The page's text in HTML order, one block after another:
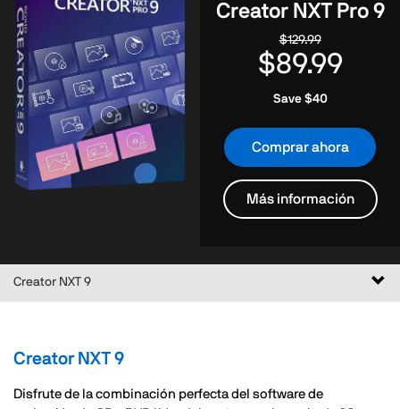
Creator NXT Pro 9
$129.99
$89.99
Save $40
Comprar ahora
Más información
Creator NXT 9
Creator NXT 9
Disfrute de la combinación perfecta del software de